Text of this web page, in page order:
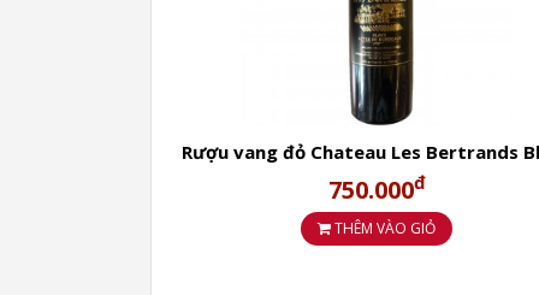
Rượu vang đỏ Chateau Les Bertrands
750.000đ
THÊM VÀO GIỎ